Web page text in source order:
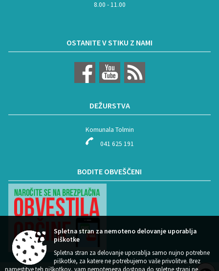
8.00 - 11.00
OSTANITE V STIKU Z NAMI
DEŽURSTVA
Komunala Tolmin
041 625 191
BODITE OBVEŠČENI
Spletna stran za nemoteno delovanje uporablja
piškotke
Spletna stran za delovanje uporablja samo nujno potrebne
piškotke, za katere ne potrebujemo vaše privolitve. Brez
namestitve teh piškotkov, vam nemotenega dostopa do spletne strani ne